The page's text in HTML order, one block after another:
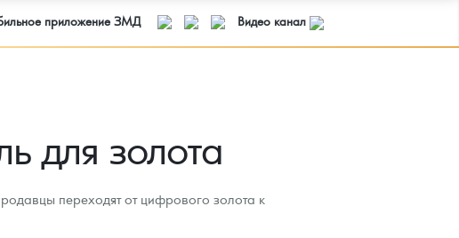
приложение ЗМД Видео канал
для золота
переходят от цифрового золота к